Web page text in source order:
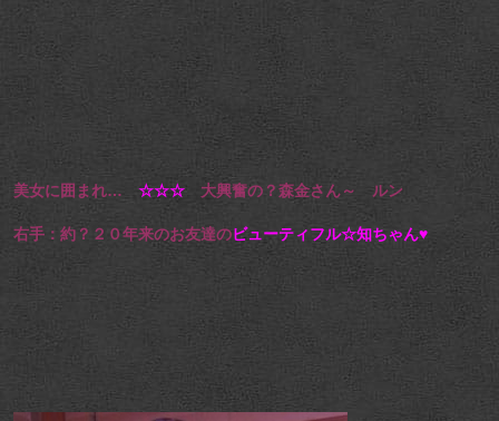
美女に囲まれ… ☆☆☆大興奮の？森金さん～ ルン
右手：約？２０年来のお友達のビューティフル☆知ちゃん♥